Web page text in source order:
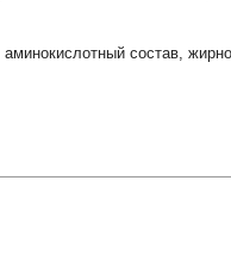
аминокислотный состав,